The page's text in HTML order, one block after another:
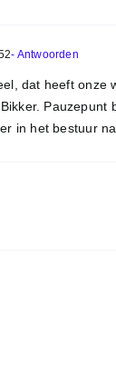
- Antwoorden
dat heeft onze
in het bestuur